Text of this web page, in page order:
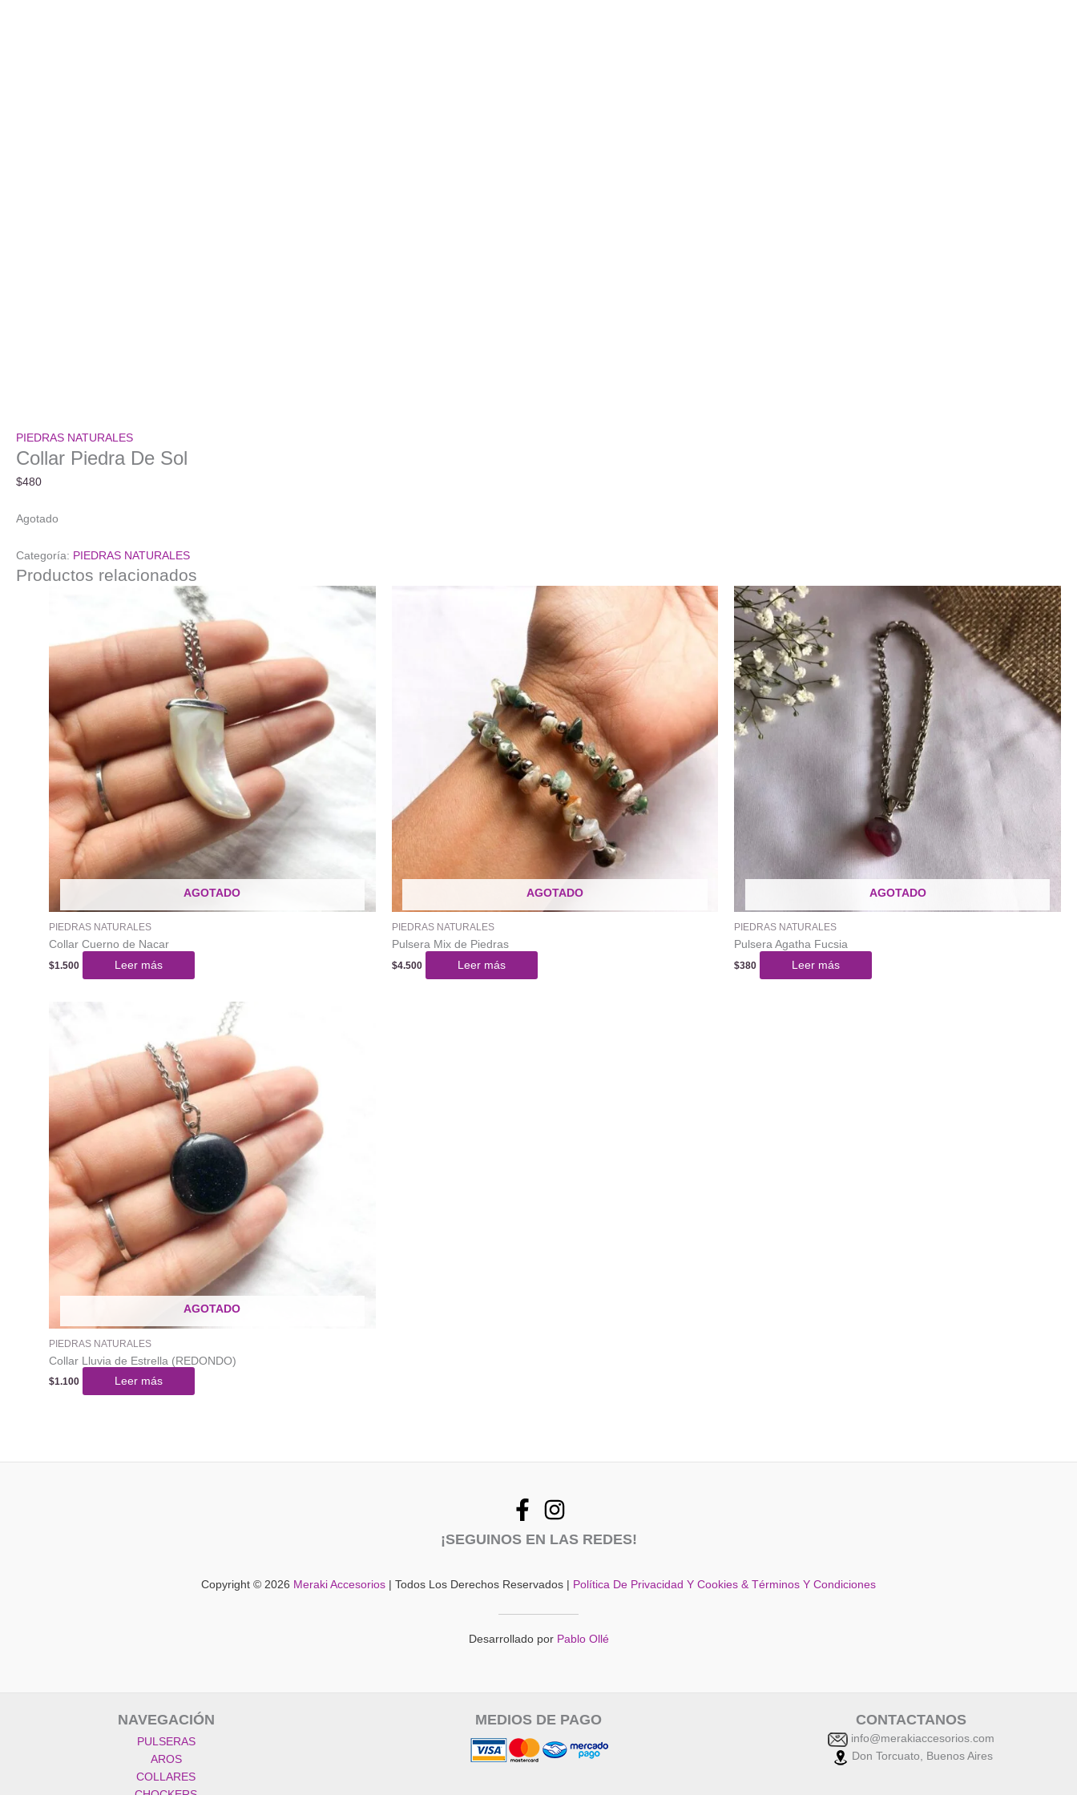
PIEDRAS NATURALES
Collar Piedra De Sol
$480
Agotado
Categoría: PIEDRAS NATURALES
Productos relacionados
AGOTADO
PIEDRAS NATURALES
Collar Cuerno de Nacar
$1.500 Leer más
AGOTADO
PIEDRAS NATURALES
Pulsera Mix de Piedras
$4.500 Leer más
AGOTADO
PIEDRAS NATURALES
Pulsera Agatha Fucsia
$380 Leer más
AGOTADO
PIEDRAS NATURALES
Collar Lluvia de Estrella (REDONDO)
$1.100 Leer más
¡SEGUINOS EN LAS REDES!
Copyright © 2026 Meraki Accesorios | Todos Los Derechos Reservados | Política De Privacidad Y Cookies & Términos Y Condiciones
Desarrollado por Pablo Ollé
NAVEGACIÓN
PULSERAS
AROS
COLLARES
MEDIOS DE PAGO CONTACTANOS
info@merakiaccesorios.com
Don Torcuato, Buenos Aires